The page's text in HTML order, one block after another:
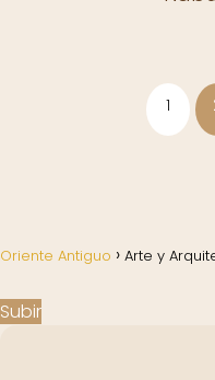
1
Oriente Antiguo Arte y
Subir